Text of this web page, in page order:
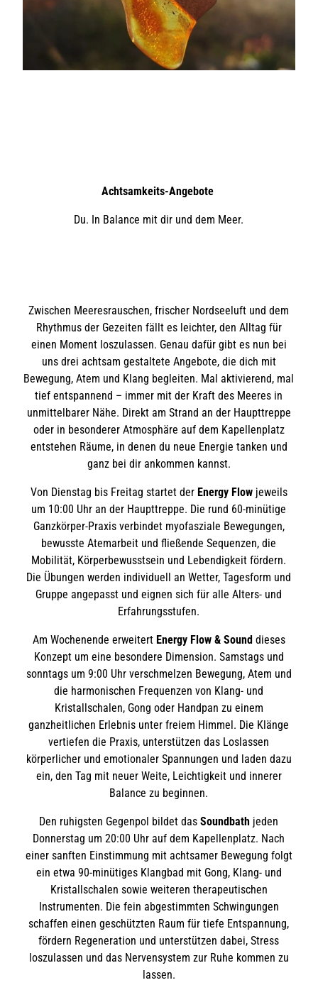
Achtsamkeits-Angebote
Du. In Balance mit dir und dem Meer.
Zwischen Meeresrauschen, frischer Nordseeluft und dem
Rhythmus der Gezeiten fällt es leichter, den Alltag für
einen Moment loszulassen. Genau dafür gibt es nun bei
uns drei achtsam gestaltete Angebote, die dich mit
Bewegung, Atem und Klang begleiten. Mal aktivierend, mal
tief entspannend – immer mit der Kraft des Meeres in
unmittelbarer Nähe. Direkt am Strand an der Haupttreppe
oder in besonderer Atmosphäre auf dem Kapellenplatz
entstehen Räume, in denen du neue Energie tanken und
ganz bei dir ankommen kannst.
Von Dienstag bis Freitag startet der Energy Flow jeweils
um 10:00 Uhr an der Haupttreppe. Die rund 60-minütige
Ganzkörper-Praxis verbindet myofasziale Bewegungen,
bewusste Atemarbeit und fließende Sequenzen, die
Mobilität, Körperbewusstsein und Lebendigkeit fördern.
Die Übungen werden individuell an Wetter, Tagesform und
Gruppe angepasst und eignen sich für alle Alters- und
Erfahrungsstufen.
Am Wochenende erweitert Energy Flow & Sound dieses
Konzept um eine besondere Dimension. Samstags und
sonntags um 9:00 Uhr verschmelzen Bewegung, Atem und
die harmonischen Frequenzen von Klang- und
Kristallschalen, Gong oder Handpan zu einem
ganzheitlichen Erlebnis unter freiem Himmel. Die Klänge
vertiefen die Praxis, unterstützen das Loslassen
körperlicher und emotionaler Spannungen und laden dazu
ein, den Tag mit neuer Weite, Leichtigkeit und innerer
Balance zu beginnen.
Den ruhigsten Gegenpol bildet dasSoundbath jeden
Donnerstag um 20:00 Uhr auf dem Kapellenplatz. Nach
einer sanften Einstimmung mit achtsamer Bewegung folgt
ein etwa 90-minütiges Klangbad mit Gong, Klang- und
Kristallschalen sowie weiteren therapeutischen
Instrumenten. Die fein abgestimmten Schwingungen
schaffen einen geschützten Raum für tiefe Entspannung,
fördern Regeneration und unterstützen dabei, Stress
loszulassen und das Nervensystem zur Ruhe kommen zu
lassen.